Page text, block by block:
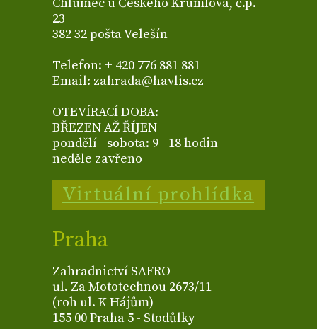
23
382 32 pošta Velešín
Telefon: + 420 776 881 881
Email: zahrada@havlis.cz
OTEVÍRACÍ DOBA:
BŘEZEN AŽ ŘÍJEN
pondělí - sobota: 9 - 18 hodin
neděle zavřeno
Virtuální prohlídka
Praha
Zahradnictví SAFRO
ul. Za Mototechnou 2673/11
(roh ul. K Hájům)
155 00 Praha 5 - Stodůlky